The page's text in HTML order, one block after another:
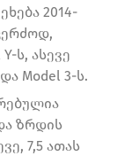
2014-
ს, ასევე
Model 3-ს.
ზრდის
7,5 ათას